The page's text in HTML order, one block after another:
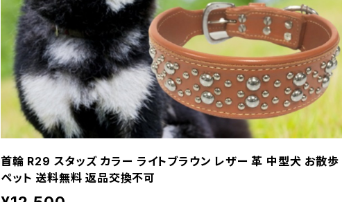
首輪 R29 スタッズ カラー ライトブラウン レザー 革 中型犬 お散
ペット 送料無料 返品交換不可